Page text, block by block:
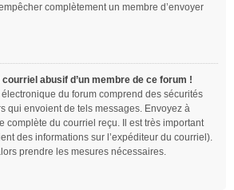
complètement un membre d’envoyer
abusif d’un membre de ce forum !
du forum comprend des sécurités
qui envoient de tels messages. Envoyez à
complète du courriel reçu. Il est très important
des informations sur l’expéditeur du courriel).
prendre les mesures nécessaires.